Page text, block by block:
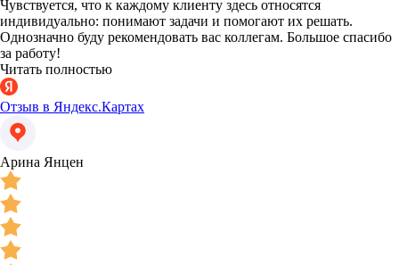
Чувствуется, что к каждому клиенту здесь относятся
индивидуально: понимают задачи и помогают их решать.
Однозначно буду рекомендовать вас коллегам. Большое спасибо
за работу!
Читать полностью
Отзыв в Яндекс.Картах
Арина Янцен